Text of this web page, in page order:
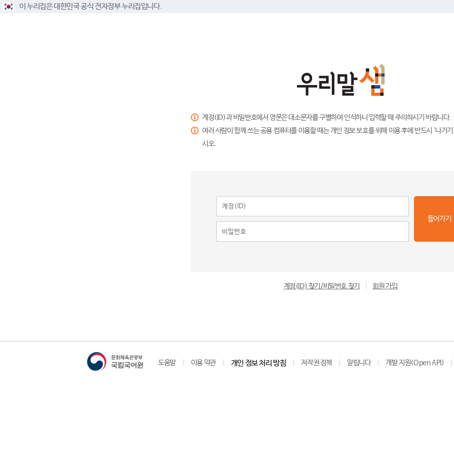
이 누리집은 대한민국 공식 전자정부 누리집입니다.
계정(ID)과 비밀번호에서 영문은 대소문자를 구별하여 인식하니 입력할 때 주의하시기 바랍니다.
여러 사람이 함께 쓰는 공용 컴퓨터를 이용할 때는 개인 정보 보호를 위해 이용 후에 반드시 '나가
시오.
들어가기
계정(ID) 찾기/비밀번호 찾기 회원 가입
도움말 이용 약관 개인 정보 처리 방침 저작권 정책 알립니다 개발 지원(Open API)